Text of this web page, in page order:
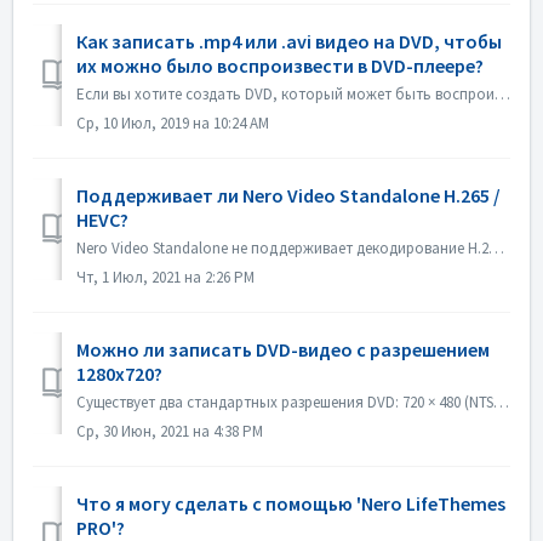
Как записать .mp4 или .avi видео на DVD, чтобы
их можно было воспроизвести в DVD-плеере?
Если вы хотите создать DVD, который может быть воспроизведен на DVD-плеере, вы должны сначала запомнить, какой это формат диска. Существует фундаментальное ...
Ср, 10 Июл, 2019 на 10:24 AM
Поддерживает ли Nero Video Standalone H.265 /
HEVC?
Nero Video Standalone не поддерживает декодирование H.265 / HEVC. Декодирование H.265 / HEVC доступно только в Nero Platinum Suite.
Чт, 1 Июл, 2021 на 2:26 PM
Можно ли записать DVD-видео с разрешением
1280x720?
Существует два стандартных разрешения DVD: 720 × 480 (NTSC, всего 345 600 пикселей) и 720 × 576 (PAL, всего 414 720 пикселей), оба доступны в соотношениях с...
Ср, 30 Июн, 2021 на 4:38 PM
Что я могу сделать с помощью 'Nero LifeThemes
PRO'?